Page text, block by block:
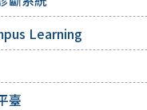
Learning
臺